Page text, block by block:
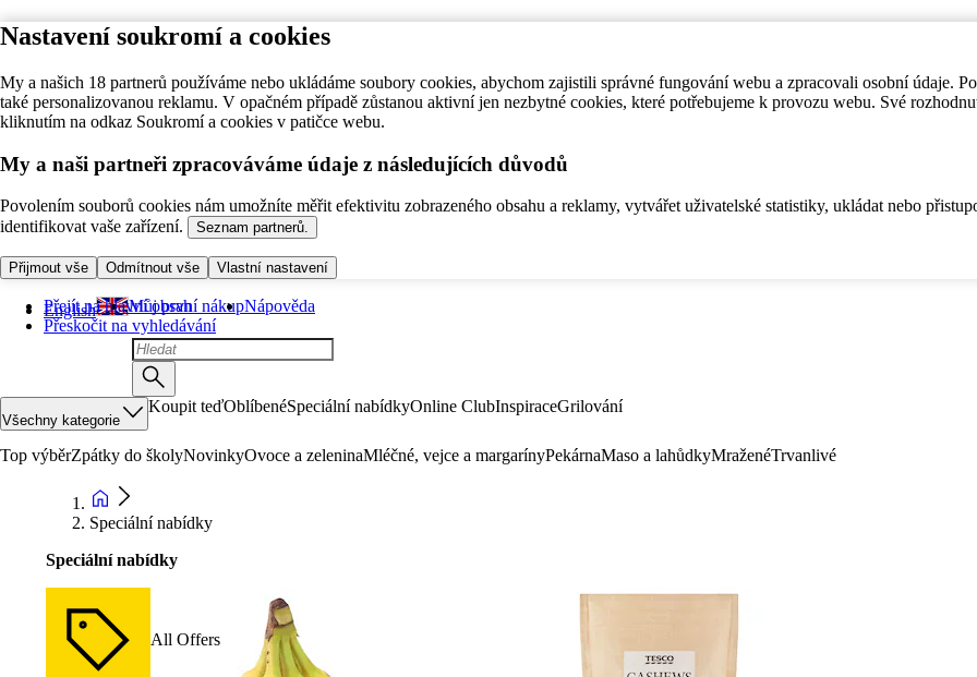
Nastavení soukromí a cookies
My a našich 18 partnerů používáme nebo ukládáme soubory cookies, abychom zajistili správné fungování webu a zpracovali osobní údaje.
také personalizovanou reklamu. V opačném případě zůstanou aktivní jen nezbytné cookies, které potřebujeme k provozu webu. Své
kliknutím na odkaz Soukromí a cookies v patičce webu.
My a naši partneři zpracováváme údaje z následujících důvodů
Povolením souborů cookies nám umožníte měřit efektivitu zobrazeného obsahu a reklamy, vytvářet uživatelské statistiky, ukládat nebo
identifikovat vaše zařízení.
Seznam partnerů.
Přijmout vše Odmítnout vše Vlastní nastavení
Přejít na hlavní obsah
Přeskočit na vyhledávání
English Můj první nákupNápověda
Všechny kategorie
Koupit teďOblíbenéSpeciální nabídkyOnline ClubInspiraceGrilování
Top výběrZpátky do školyNovinkyOvoce a zeleninaMléčné, vejce a margarínyPekárnaMaso a lahůdkyMraženéTrvanlivé
Speciální nabídky
Speciální nabídky
All Offers